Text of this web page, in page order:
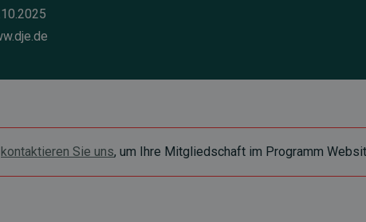
kontaktieren Sie uns, um Ihre Mitgliedschaft im Programm